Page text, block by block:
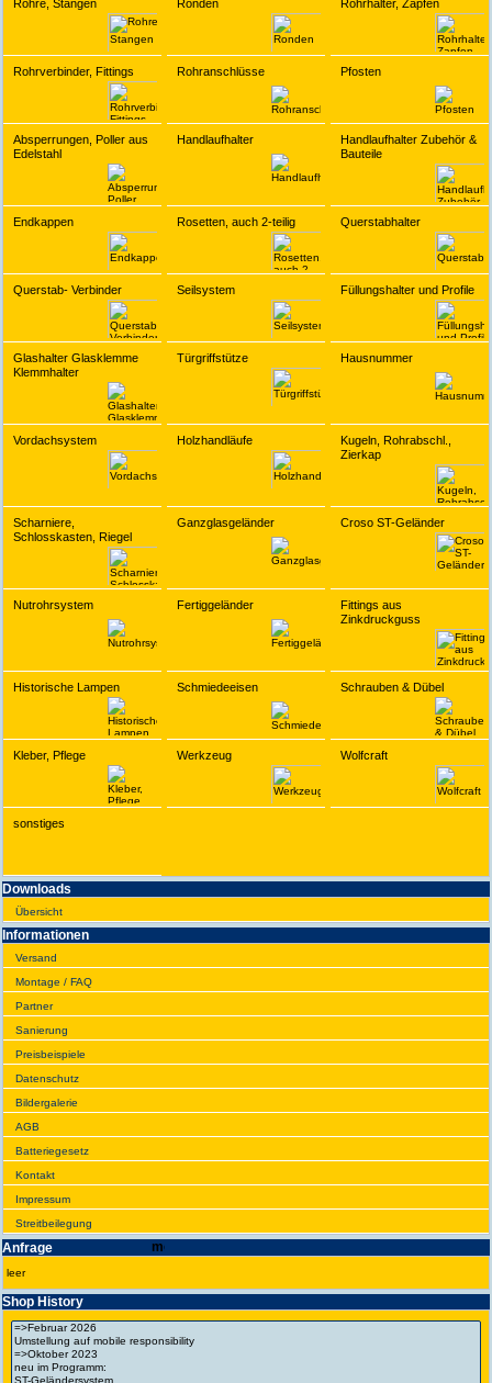
Rohre, Stangen Ronden Rohrhalter, Zapfen
Rohrverbinder, Fittings Rohranschlüsse Pfosten
Absperrungen, Poller aus
Edelstahl
Handlaufhalter
Handlaufhalter Zubehör &
Bauteile
Endkappen Rosetten, auch 2-teilig Querstabhalter
Querstab- Verbinder Seilsystem Füllungshalter und Profile
Glashalter Glasklemme
Klemmhalter
Türgriffstütze Hausnummer
Vordachsystem Holzhandläufe
Kugeln, Rohrabschl.,
Zierkap
Scharniere,
Schlosskasten, Riegel
Ganzglasgeländer Croso ST-Geländer
Nutrohrsystem Fertiggeländer
Fittings aus
Zinkdruckguss
Historische Lampen Schmiedeeisen Schrauben & Dübel
Kleber, Pflege Werkzeug Wolfcraft
sonstiges
Downloads
Übersicht
Infor­ma­tionen
Versand
Montage / FAQ
Partner
Sanie­rung
Preis­beispiele
Daten­schutz
Bilder­galerie
AGB
Batte­rie­gesetz
Kontakt
Impres­sum
Streit­bei­legung
Anfrage
leer
Shop History